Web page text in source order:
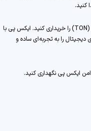
کنید.
پس از تکمیل ثبت‌نام، می‌توانید به سادگی تون (TON) را خریداری کنید. ایکس پی با
دیجیتال را به تجربه‌ای ساده و
ایکس پی نگهداری کنید.